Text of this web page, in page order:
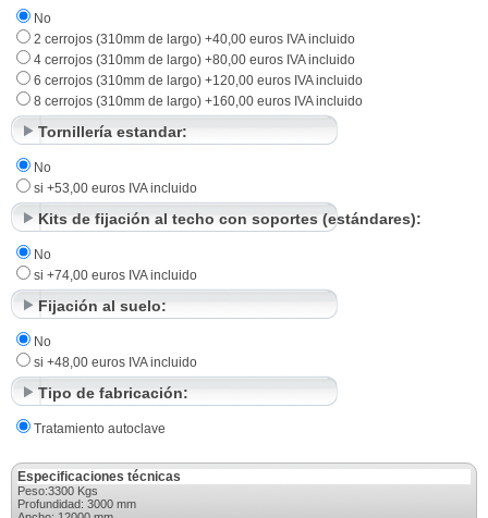
No
2 cerrojos (310mm de largo) +40,00 euros IVA incluido
4 cerrojos (310mm de largo) +80,00 euros IVA incluido
6 cerrojos (310mm de largo) +120,00 euros IVA incluido
8 cerrojos (310mm de largo) +160,00 euros IVA incluido
Tornillería estandar:
No
si +53,00 euros IVA incluido
Kits de fijación al techo con soportes (estándares):
No
si +74,00 euros IVA incluido
Fijación al suelo:
No
si +48,00 euros IVA incluido
Tipo de fabricación:
Tratamiento autoclave
Especificaciones técnicas
Peso:3300 Kgs
Profundidad: 3000 mm